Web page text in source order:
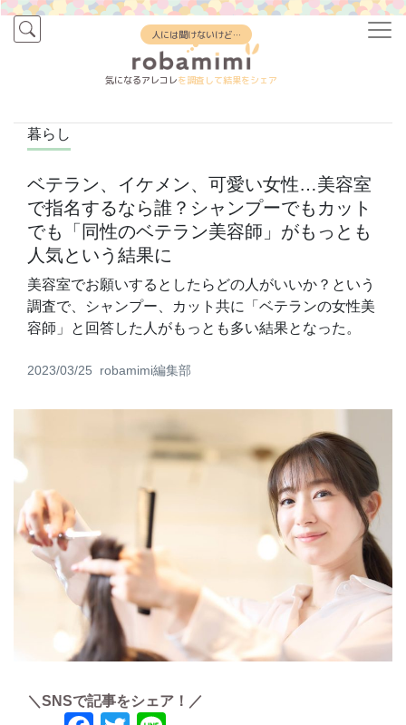
人には聞けないけど…
気になるアレコレを調査して結果をシェア
暮らし
ベテラン、イケメン、可愛い女性…美容室
で指名するなら誰？シャンプーでもカット
でも「同性のベテラン美容師」がもっとも
人気という結果に
美容室でお願いするとしたらどの人がいいか？という
調査で、シャンプー、カット共に「ベテランの女性美
容師」と回答した人がもっとも多い結果となった。
2023/03/25 robamimi編集部
＼SNSで記事をシェア！／